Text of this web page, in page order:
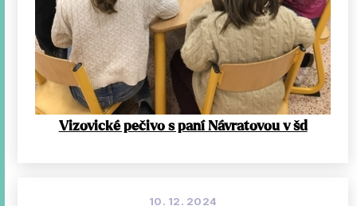
Vizovické pečivo s paní Návratovou v šd
10. 12. 2024